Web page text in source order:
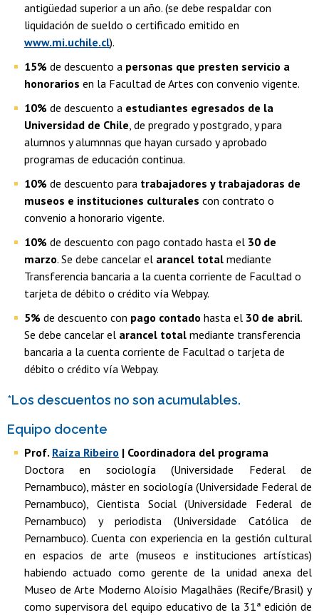
antigüedad superior a un año. (se debe respaldar con
liquidación de sueldo o certificado emitido en
www.mi.uchile.cl).
15% de descuento a personas que presten servicio a
honorarios en la Facultad de Artes con convenio vigente.
10% de descuento a estudiantes egresados de la
Universidad de Chile, de pregrado y postgrado, y para
alumnos y alumnnas que hayan cursado y aprobado
programas de educación continua.
10% de descuento para trabajadores y trabajadoras de
museos e instituciones culturales con contrato o
convenio a honorario vigente.
10% de descuento con pago contado hasta el 30 de
marzo. Se debe cancelar el arancel total mediante
Transferencia bancaria a la cuenta corriente de Facultad o
tarjeta de débito o crédito vía Webpay.
5% de descuento con pago contado hasta el 30 de abril.
Se debe cancelar el arancel total mediante transferencia
bancaria a la cuenta corriente de Facultad o tarjeta de
débito o crédito vía Webpay.
*Los descuentos no son acumulables.
Equipo docente
Prof. Raíza Ribeiro | Coordinadora del programa
Doctora en sociología (Universidade Federal de
Pernambuco), máster en sociología (Universidade Federal de
Pernambuco), Cientista Social (Universidade Federal de
Pernambuco) y periodista (Universidade Católica de
Pernambuco). Cuenta con experiencia en la gestión cultural
en espacios de arte (museos e instituciones artísticas)
habiendo actuado como gerente de la unidad anexa del
Museo de Arte Moderno Aloísio Magalhães (Recife/Brasil) y
como supervisora del equipo educativo de la 31ª edición de